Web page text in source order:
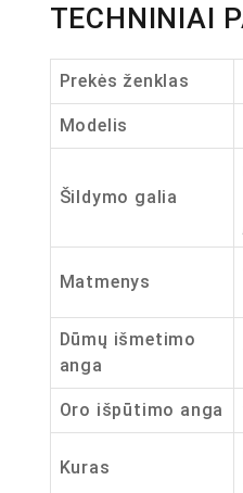
TECHNINIAI
Prekės ženklas
Modelis
Šildymo galia
Matmenys
Dūmų išmetimo
anga
Oro išpūtimo anga
Kuras